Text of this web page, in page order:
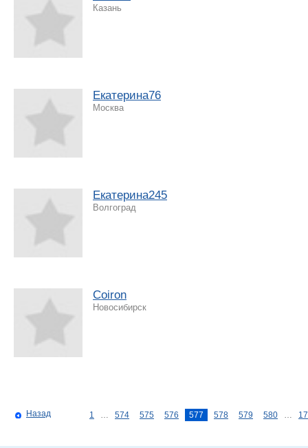
Казань
Екатерина76
Москва
Екатерина245
Волгоград
Coiron
Новосибирск
Назад 1 574 575 576 577 578 579 580